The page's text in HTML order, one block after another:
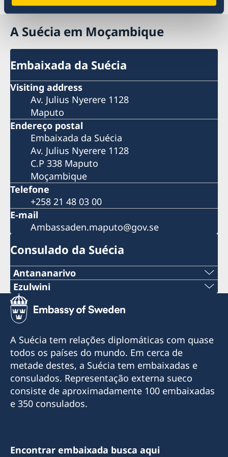
A Suécia em Moçambique
Embaixada da Suécia
Visiting address
Av. Julius Nyerere 1128
Maputo
Endereço postal
Embaixada da Suécia
Av. Julius Nyerere 1128
C.P 338 Maputo
Moçambique
Telefone
+258 21 48 03 00
E-mail
Ambassaden.maputo@gov.se
Consulado da Suécia
Antananarivo
Telemóvel & Whatsapp:
+261 32 69 449 06
sweden.mgaconsulate@gmail.com
Villa Hacienda,
RP RAHAJAMARIZAFY
Ambohijatovo- Ivandry
Ezulwini
Tel:
+268 2416-1156
E-mail
swedishconsulate.eswatini@gmail.com
Nyonyane Street, Corner Plaza, Ezulwini,
Eswatini
A Suécia tem relações diplomáticas com quase
todos os países do mundo. Em cerca de
metade destes, a Suécia tem embaixadas e
consulados. Representação externa sueco
consiste de aproximadamente 100 embaixadas
e 350 consulados.
Encontrar embaixada busca aqui